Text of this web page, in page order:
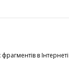
в Інтернеті